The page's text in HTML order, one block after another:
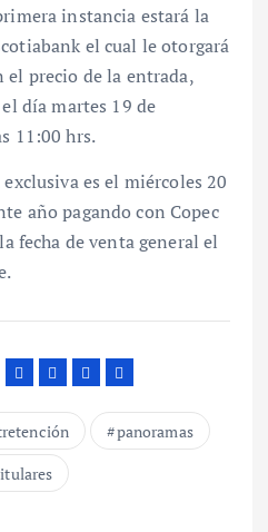
instancia estará la
el cual le otorgará
el precio de la entrada,
día martes 19 de
11:00 hrs.
es el miércoles 20
año pagando con Copec
fecha de venta general el
panoramas